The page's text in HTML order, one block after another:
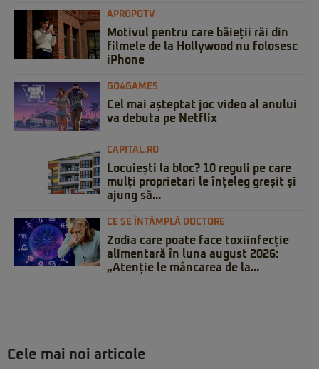
APROPOTV
Motivul pentru care băieții răi din
filmele de la Hollywood nu folosesc
iPhone
GO4GAMES
Cel mai așteptat joc video al anului
va debuta pe Netflix
CAPITAL.RO
Locuiești la bloc? 10 reguli pe care
mulți proprietari le înțeleg greșit și
ajung să...
CE SE ÎNTÂMPLĂ DOCTORE
Zodia care poate face toxiinfecție
alimentară în luna august 2026:
„Atenție le mâncarea de la...
Cele mai noi articole